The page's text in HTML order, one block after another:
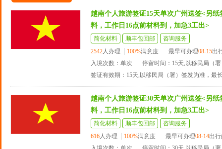
越南个人旅游签证15天单次广州送签<另
料，工作日16点前材料到，加急3工出>
简化材料 顺丰包回邮
咨询服务
2542人办理 100%满意度 最早可办理08-15出
入境次数：单次
停留时间：15天,以移民局（
签证有效期：15天,以移民局（署）签发为准，最
越南个人旅游签证30天单次广州送签<另
料，工作日16点前材料到，加急3工出>
简化材料 顺丰包回邮
咨询服务
616人办理 100%满意度 最早可办理08-14出